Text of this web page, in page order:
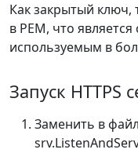
Как закрытый ключ,
в PEM, что
используемым в
Запуск HTTPS
Заменить в